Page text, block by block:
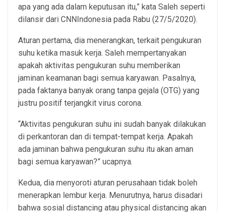
apa yang ada dalam keputusan itu,” kata Saleh seperti
dilansir dari CNNIndonesia pada Rabu (27/5/2020).
Aturan pertama, dia menerangkan, terkait pengukuran
suhu ketika masuk kerja. Saleh mempertanyakan
apakah aktivitas pengukuran suhu memberikan
jaminan keamanan bagi semua karyawan. Pasalnya,
pada faktanya banyak orang tanpa gejala (OTG) yang
justru positif terjangkit virus corona.
“Aktivitas pengukuran suhu ini sudah banyak dilakukan
di perkantoran dan di tempat-tempat kerja. Apakah
ada jaminan bahwa pengukuran suhu itu akan aman
bagi semua karyawan?” ucapnya.
Kedua, dia menyoroti aturan perusahaan tidak boleh
menerapkan lembur kerja. Menurutnya, harus disadari
bahwa sosial distancing atau physical distancing akan